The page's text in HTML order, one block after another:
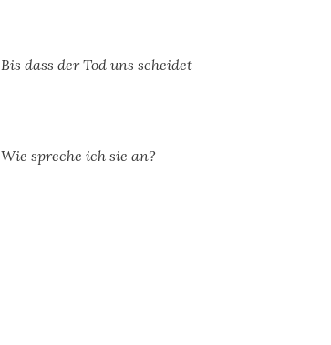
Bis dass der Tod uns scheidet
Wie spreche ich sie an?